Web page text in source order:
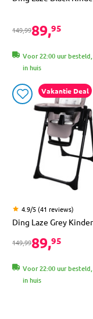
149,9989,95
Voor 22:00 uur
in huis
Vakantie Deal
4.9/5 (41 reviews)
Ding Laze Grey
149,9989,95
Voor 22:00 uur
in huis